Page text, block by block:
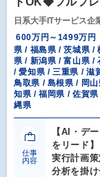
日系大手ITサービス企
600万円～1499万円
県 / 福島県 / 茨城県 /
県 / 新潟県 / 富山県 /
/ 愛知県 / 三重県 / 滋
鳥取県 / 島根県 / 岡
知県 / 福岡県 / 佐賀
縄県
仕事
内容
【AI・デ
をリード
実行計画
分析を掛